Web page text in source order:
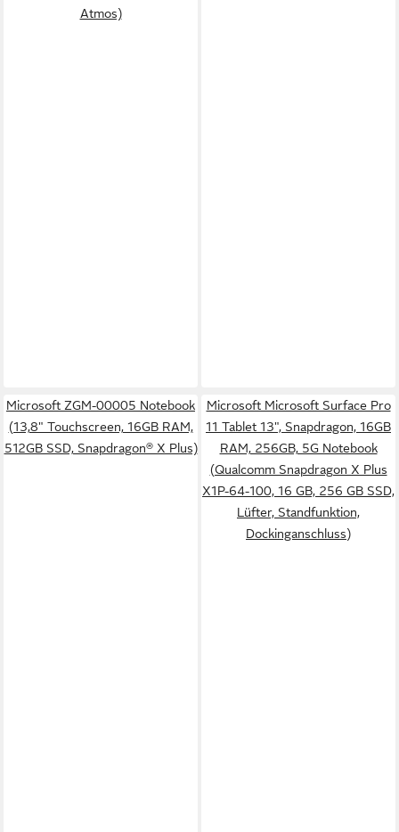
Atmos)
Microsoft ZGM-00005 Notebook
(13,8" Touchscreen, 16GB RAM,
512GB SSD, Snapdragon® X Plus)
Microsoft Microsoft Surface Pro
11 Tablet 13", Snapdragon, 16GB
RAM, 256GB, 5G Notebook
(Qualcomm Snapdragon X Plus
X1P-64-100, 16 GB, 256 GB SSD,
Lüfter, Standfunktion,
Dockinganschluss)